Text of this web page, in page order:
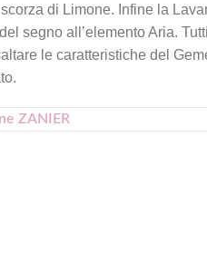
di Limone. Infine la
del segno all’elemento Aria.
le caratteristiche del
ZANIER